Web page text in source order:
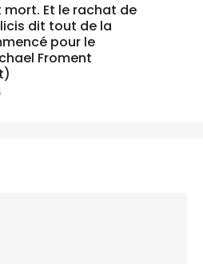
mort. Et le rachat de
dit tout de la
pour le
Froment